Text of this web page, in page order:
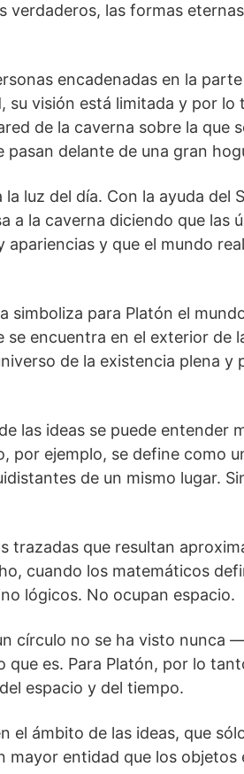
verdaderos, las formas
encadenadas en la
su visión está limitada y por
de la caverna sobre la que
pasan delante de una gran
luz del día. Con la ayuda del
a la caverna diciendo que las
y que el mundo
simboliza para Platón el
se encuentra en el exterior de
de la existencia plena y
las ideas se puede entender
por ejemplo, se define como
de un mismo lugar.
trazadas que resultan
cuando los matemáticos
lógicos. No ocupan espacio.
círculo no se ha visto nunca
que es. Para Platón, por lo
espacio y del tiempo.
el ámbito de las ideas, que
mayor entidad que los